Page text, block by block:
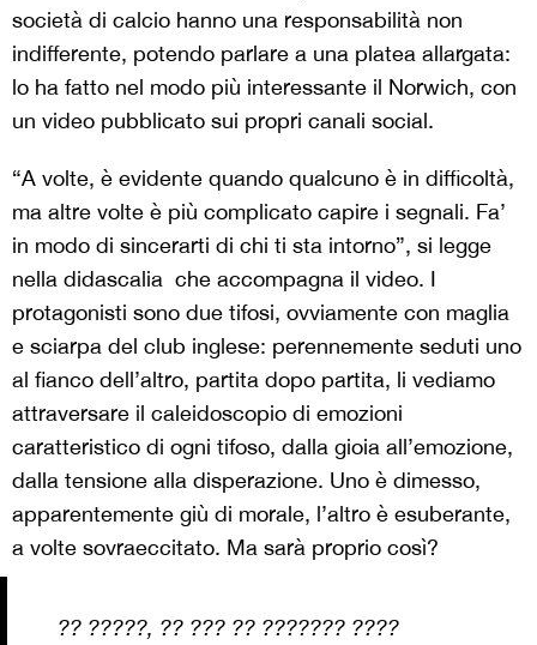
società di calcio hanno una responsabilità non
indifferente, potendo parlare a una platea allargata:
lo ha fatto nel modo più interessante il Norwich, con
un video pubblicato sui propri canali social.
“A volte, è evidente quando qualcuno è in difficoltà,
ma altre volte è più complicato capire i segnali. Fa’
in modo di sincerarti di chi ti sta intorno”, si legge
nella didascalia che accompagna il video. I
protagonisti sono due tifosi, ovviamente con maglia
e sciarpa del club inglese: perennemente seduti uno
al fianco dell’altro, partita dopo partita, li vediamo
attraversare il caleidoscopio di emozioni
caratteristico di ogni tifoso, dalla gioia all’emozione,
dalla tensione alla disperazione. Uno è dimesso,
apparentemente giù di morale, l’altro è esuberante,
a volte sovraeccitato. Ma sarà proprio così?
?? ?????, ?? ??? ?? ??????? ????